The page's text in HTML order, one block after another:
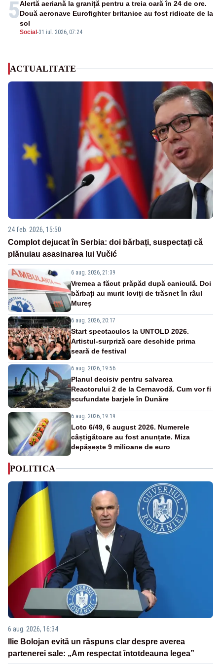
5
Social -31 iul. 2026, 07:24
Alertă aeriană la graniță pentru a treia oară în 24 de ore.
Două aeronave Eurofighter britanice au fost ridicate de la
sol
ACTUALITATE
24 feb. 2026, 15:50
Complot dejucat în Serbia: doi bărbați, suspectați că
plănuiau asasinarea lui Vučić
6 aug. 2026, 21:39
Vremea a făcut prăpăd după caniculă. Doi
bărbați au murit loviți de trăsnet în râul
Mureș
6 aug. 2026, 20:17
Start spectaculos la UNTOLD 2026.
Artistul-surpriză care deschide prima
seară de festival
6 aug. 2026, 19:56
Planul decisiv pentru salvarea
Reactorului 2 de la Cernavodă. Cum vor fi
scufundate barjele în Dunăre
6 aug. 2026, 19:19
Loto 6/49, 6 august 2026. Numerele
câștigătoare au fost anunțate. Miza
depășește 9 milioane de euro
POLITICA
6 aug. 2026, 16:34
Ilie Bolojan evită un răspuns clar despre averea
partenerei sale: „Am respectat întotdeauna legea”